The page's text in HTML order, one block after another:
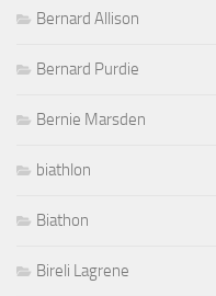
Bernard Allison
Bernard Purdie
Bernie Marsden
biathlon
Biathon
Bireli Lagrene